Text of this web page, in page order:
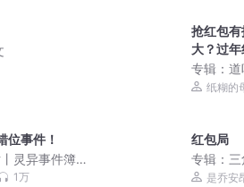
抢红包
大？过
专辑：道
潮流不迷
纸糊的
位事件！
灵异事件簿
1万
红包局
专辑：
是乔安